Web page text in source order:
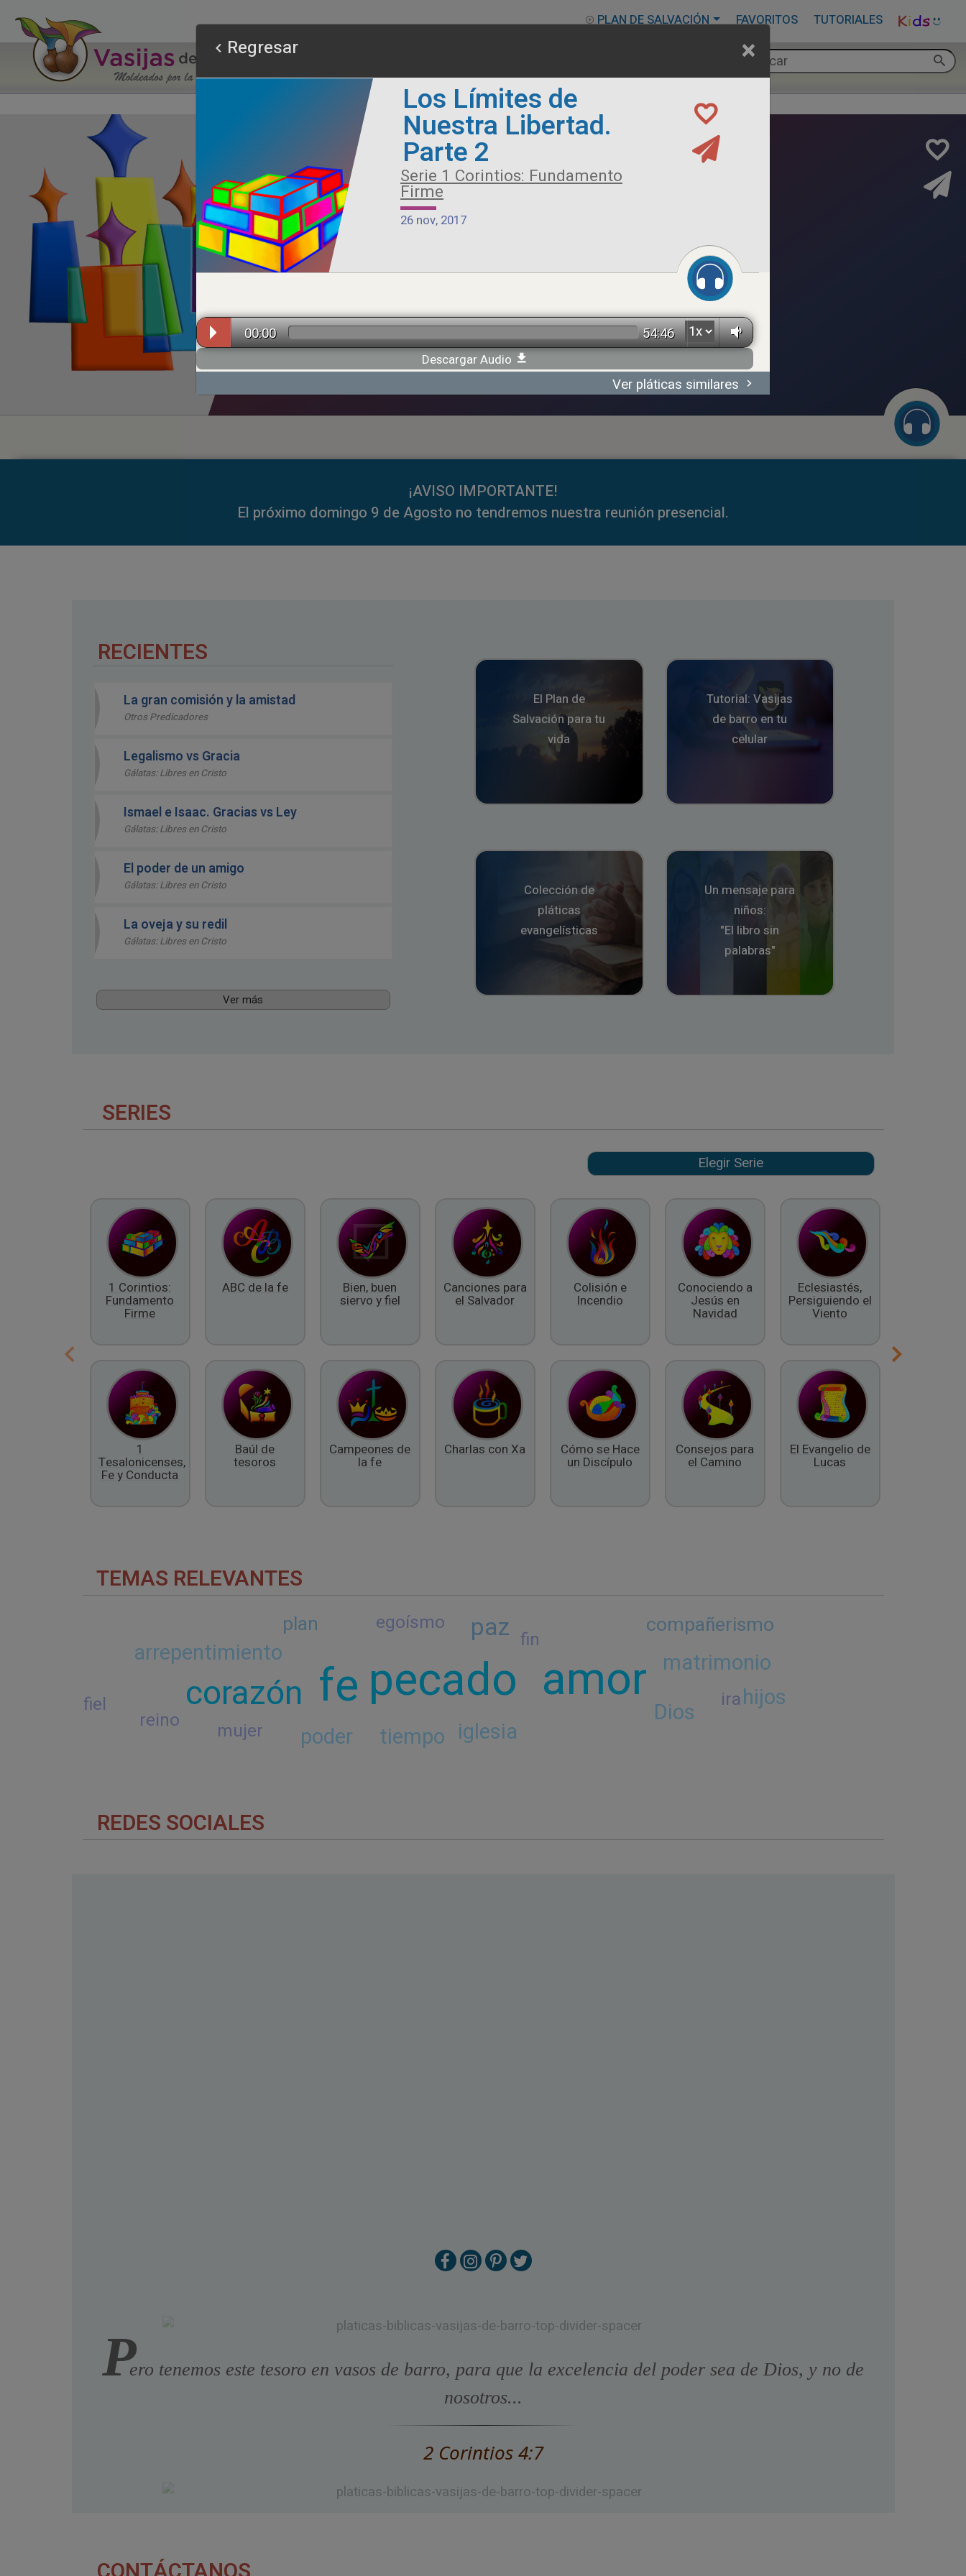
PLAN DE SALVACIÓN FAVORITOS TUTORIALES
Alimento Sano
Serie Otros Predicadores
26 jul, 2026
¡AVISO IMPORTANTE!
El próximo domingo 9 de Agosto no tendremos nuestra reunión presencial.
RECIENTES
La gran comisión y la amistad
Otros Predicadores
Legalismo vs Gracia
Gálatas: Libres en Cristo
Ismael e Isaac. Gracias vs Ley
Gálatas: Libres en Cristo
El poder de un amigo
Gálatas: Libres en Cristo
La oveja y su redil
Gálatas: Libres en Cristo
Ver más
El Plan de
Salvación para tu
vida
Tutorial: Vasijas
de barro en tu
celular
Colección de
pláticas
evangelísticas
Un mensaje para
niños:
"El libro sin
palabras"
SERIES
1 Corintios:
Fundamento
Firme
1
Tesalonicenses,
Fe y Conducta
ABC de la fe
Baúl de
tesoros
Bien, buen
siervo y fiel
Campeones de
la fe
Canciones para
el Salvador
Charlas con Xa
Colisión e
Incendio
Cómo se Hace
un Discípulo
Conociendo a
Jesús en
Navidad
Consejos para
el Camino
Eclesiastés,
Persiguiendo el
Viento
El Evangelio de
Lucas
TEMAS RELEVANTES
pecado amor
fe
corazón
paz
iglesia
arrepentimiento matrimonio
tiempo
poder
hijos
Dios
plan compañerismo
mujer
egoísmo
reino
ira
fiel
fin
REDES SOCIALES
Pero tenemos este tesoro en vasos de barro, para que la excelencia del poder sea de Dios, y no de
nosotros...
2 Corintios 4:7
Regresar
×
Los Límites de
Nuestra Libertad.
Parte 2
Serie 1 Corintios: Fundamento
Firme
26 nov, 2017
00:00 54:46
Descargar Audio
Ver pláticas similares